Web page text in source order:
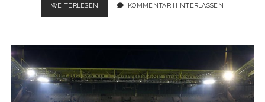
WEITERLESEN BUNDESLIGA
2017/2018,
RÜCKT
NÄHER
KOMMENTAR HINTERLASSEN